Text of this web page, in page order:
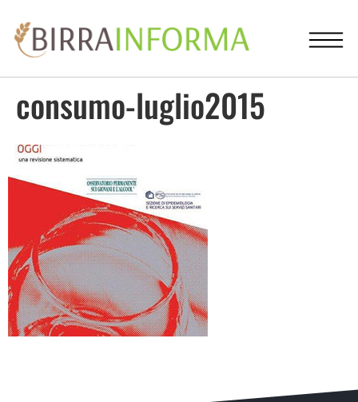
consumo-luglio2015